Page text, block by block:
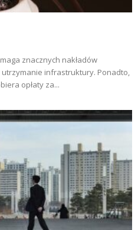
znacznych nakładów
infrastruktury. Ponadto,
opłaty za...